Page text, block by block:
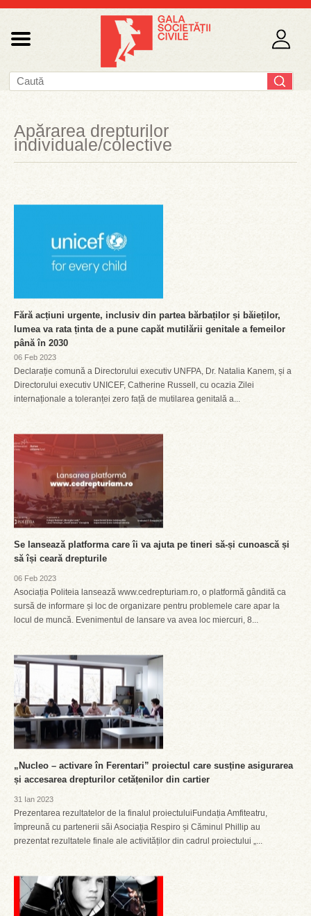
Apărarea drepturilor
individuale/colective
Fără acțiuni urgente, inclusiv din partea bărbaților și băieților,
lumea va rata ținta de a pune capăt mutilării genitale a femeilor
până în 2030
06 Feb 2023
Declarație comună a Directorului executiv UNFPA, Dr. Natalia Kanem, și a
Directorului executiv UNICEF, Catherine Russell, cu ocazia Zilei
internaționale a toleranței zero față de mutilarea genitală a...
Se lansează platforma care îi va ajuta pe tineri să-și cunoască și
să își ceară drepturile
06 Feb 2023
Asociația Politeia lansează www.cedrepturiam.ro, o platformă gândită ca
sursă de informare și loc de organizare pentru problemele care apar la
locul de muncă. Evenimentul de lansare va avea loc miercuri, 8...
„Nucleo – activare în Ferentari” proiectul care susține asigurarea
și accesarea drepturilor cetățenilor din cartier
31 Ian 2023
Prezentarea rezultatelor de la finalul proiectuluiFundația Amfiteatru,
împreună cu partenerii săi Asociația Respiro și Căminul Phillip au
prezentat rezultatele finale ale activităților din cadrul proiectului „...